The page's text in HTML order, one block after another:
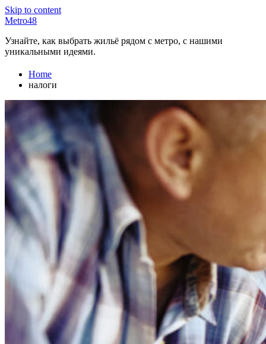
Skip to content
Metro48
Узнайте, как выбрать жильё рядом с метро, с нашими
уникальными идеями.
Home
налоги